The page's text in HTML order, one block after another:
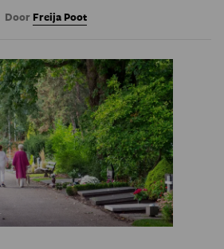
Door Freija Poot